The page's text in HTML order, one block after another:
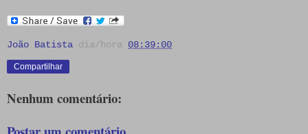
João Batista dia/hora 08:39:00
Compartilhar
Nenhum comentário: